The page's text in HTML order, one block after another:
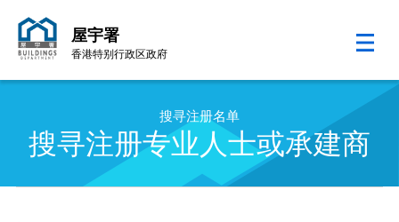
屋宇署
香港特别行政区政府
搜寻注册名单
搜寻注册专业人士或承建商